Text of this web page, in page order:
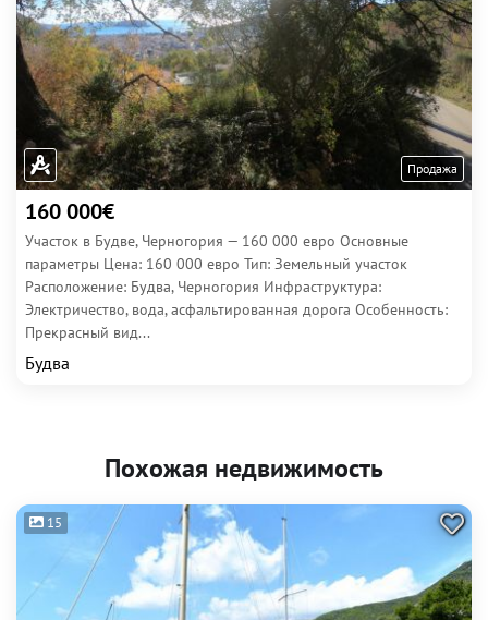
Продажа
160 000€
Участок в Будве, Черногория — 160 000 евро Основные
параметры Цена: 160 000 евро Тип: Земельный участок
Расположение: Будва, Черногория Инфраструктура:
Электричество, вода, асфальтированная дорога Особенность:
Прекрасный вид...
Будва
Похожая недвижимость
15